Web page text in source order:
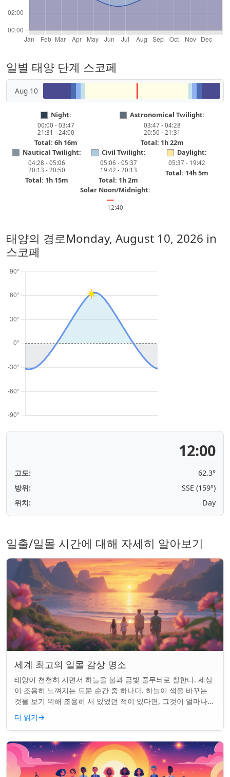
일별 태양 단계 스코페
Aug 10
Night:
00:00 - 03:47
21:31 - 24:00
Total: 6h 16m
Astronomical Twilight:
03:47 - 04:28
20:50 - 21:31
Total: 1h 22m
Nautical Twilight:
04:28 - 05:06
20:13 - 20:50
Total: 1h 15m
Civil Twilight:
05:06 - 05:37
19:42 - 20:13
Total: 1h 2m
Daylight:
05:37 - 19:42
Total: 14h 5m
Solar Noon/Midnight:
━
12:40
태양의 경로Monday, August 10, 2026 in
스코페
12:00
고도:
62.3°
방위:
SSE (159°)
위치:
Day
일출/일몰 시간에 대해 자세히 알아보기
세계 최고의 일몰 감상 명소
태양이 천천히 지면서 하늘을 불과 금빛 줄무늬로 칠한다. 세상
이 조용히 느껴지는 드문 순간 중 하나다. 하늘이 색을 바꾸는
것을 보기 위해 조용히 서 있었던 적이 있다면, 그것이 얼마나
마법 같은 일인지 알 것이다....
더 읽기→